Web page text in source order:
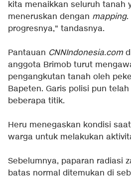
kita menaikkan seluruh tanah
meneruskan dengan mapping.
progresnya," tandasnya.
Pantauan CNNIndonesia.com
anggota Brimob turut
pengangkutan tanah oleh
Bapeten. Garis polisi pun
beberapa titik.
Heru menegaskan kondisi
warga untuk melakukan
Sebelumnya, paparan radiasi
batas normal ditemukan di